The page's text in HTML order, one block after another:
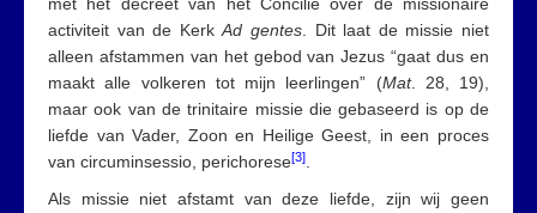
met het decreet van het Concilie over de missionaire
activiteit van de KerkAd gentes. Dit laat de missie niet
alleen afstammen van het gebod van Jezus “gaat dus en
maakt alle volkeren tot mijn leerlingen” (Mat. 28, 19),
maar ook van de trinitaire missie die gebaseerd is op de
liefde van Vader, Zoon en Heilige Geest, in een proces
van circuminsessio, perichorese[3].
Als missie niet afstamt van deze liefde, zijn wij geen